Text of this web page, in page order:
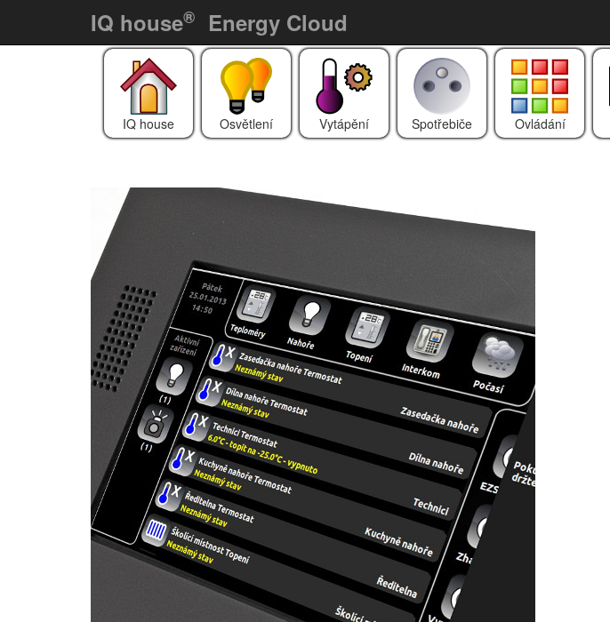
IQ house® Energy Cloud
IQ house Osvětlení Vytápění Spotřebiče Ovládání